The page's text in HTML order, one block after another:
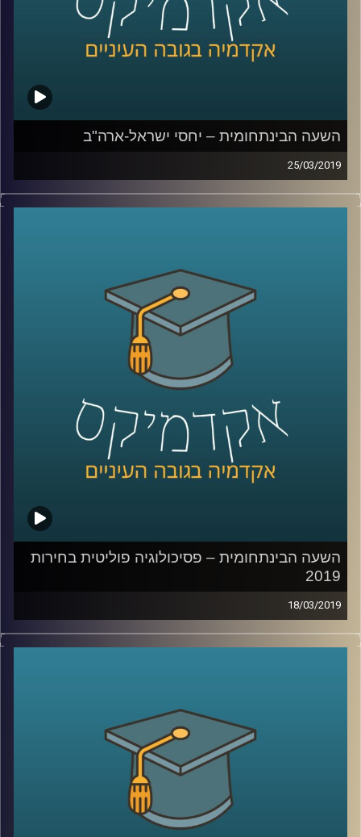
קרדיט תמונות:AudioVersity
השעה הבינתחומית – יחסי ישראל-ארה"ב
25/03/2019
בתיאום מושלם עם וועידת איפא"ק, ד"ר רונן
הקרבות: עד כמה באמת יש לאיפא"ק השפעה
על יחסים אלו, מהם שורשיה, ולמה ישראל
צריכה לחשב מסלול מחדש בכל הקשור
AudioVersity
השעה הבינתחומית – פסיכולוגיה פוליטית בחירות
2019
18/03/2019
בשיחה עם פרופ' גלעד הירשברגר, סגן הדיקן של ביה"ס
לפסיכולוגיה באוניברסיטת רייכמן, גילינו את מידת ההשפעה
אנשים נוטים לסוג הבחירה שלהם, ואת מידת השימוש (המועט)
שמפלגות עושות בפסיכולוגים פוליטיים במסגרת תהליך
קמפיין הבחירות שלהן.
AudioVersity